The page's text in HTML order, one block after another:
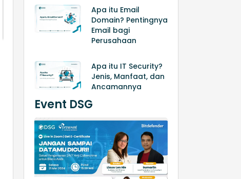
Apa itu Email
Domain? Pentingnya
Email bagi
Perusahaan
Apa itu IT Security?
Jenis, Manfaat, dan
Ancamannya
Event DSG